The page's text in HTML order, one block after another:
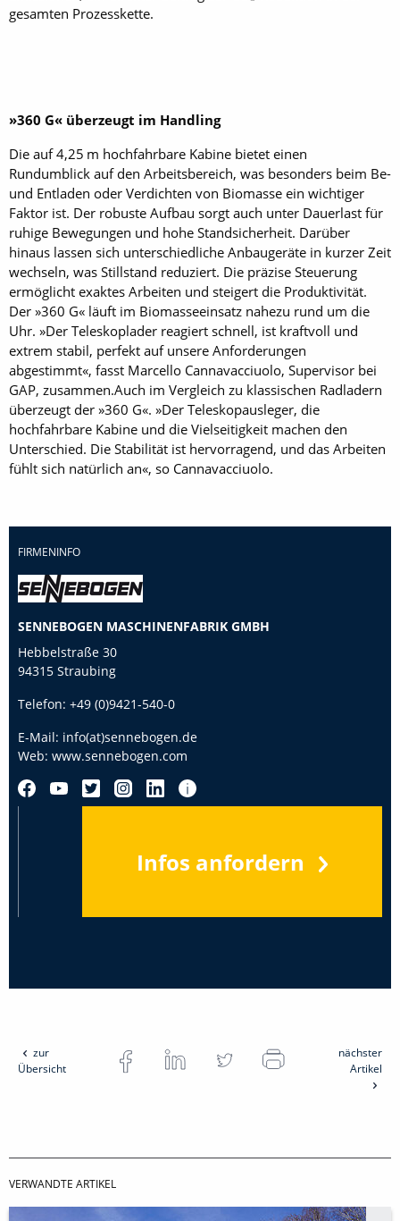
gesamten Prozesskette.
»360 G« überzeugt im Handling
Die auf 4,25 m hochfahrbare Kabine bietet einen
Rundumblick auf den Arbeitsbereich, was besonders beim Be-
und Entladen oder Verdichten von Biomasse ein wichtiger
Faktor ist. Der robuste Aufbau sorgt auch unter Dauerlast für
ruhige Bewegungen und hohe Standsicherheit. Darüber
hinaus lassen sich unterschiedliche Anbaugeräte in kurzer Zeit
wechseln, was Stillstand reduziert. Die präzise Steuerung
ermöglicht exaktes Arbeiten und steigert die Produktivität.
Der »360 G« läuft im Biomasseeinsatz nahezu rund um die
Uhr. »Der Teleskoplader reagiert schnell, ist kraftvoll und
extrem stabil, perfekt auf unsere Anforderungen
abgestimmt«, fasst Marcello Cannavacciuolo, Supervisor bei
GAP, zusammen.Auch im Vergleich zu klassischen Radladern
überzeugt der »360 G«. »Der Teleskopausleger, die
hochfahrbare Kabine und die Vielseitigkeit machen den
Unterschied. Die Stabilität ist hervorragend, und das Arbeiten
fühlt sich natürlich an«, so Cannavacciuolo.
FIRMENINFO
SENNEBOGEN MASCHINENFABRIK GMBH
Hebbelstraße 30
94315 Straubing
Telefon: +49 (0)9421-540-0
E-Mail: info(at)sennebogen.de
Web: www.sennebogen.com
Infos anfordern
zur
Übersicht
nächster
Artikel
VERWANDTE ARTIKEL